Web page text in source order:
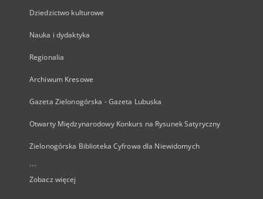
Dziedzictwo kulturowe
Nauka i dydaktyka
Regionalia
Archiwum Kresowe
Gazeta Zielonogórska - Gazeta Lubuska
Otwarty Międzynarodowy Konkurs na Rysunek Satyryczny
Zielonogórska Biblioteka Cyfrowa dla Niewidomych
...
Zobacz więcej